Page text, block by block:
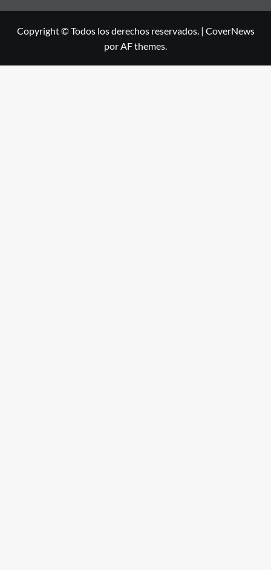
Copyright © Todos los derechos reservados. | CoverNews
por AF themes.